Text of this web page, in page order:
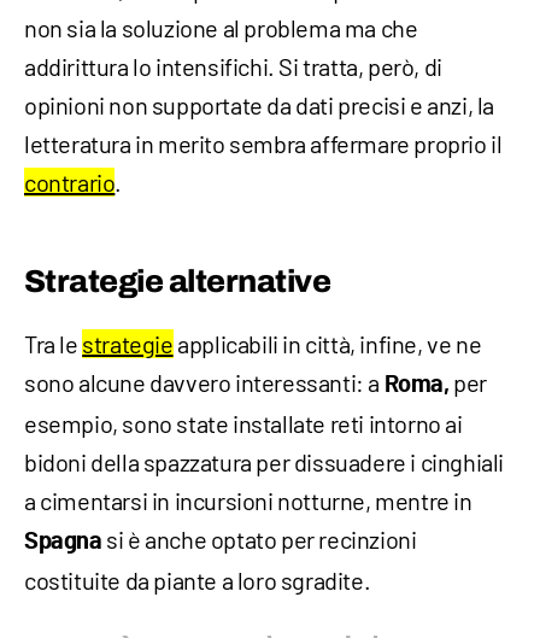
non sia la soluzione al problema ma che
addirittura lo intensifichi. Si tratta, però, di
opinioni non supportate da dati precisi e anzi, la
letteratura in merito sembra affermare proprio il
contrario.
Strategie alternative
Tra le strategie applicabili in città, infine, ve ne
sono alcune davvero interessanti: a Roma, per
esempio, sono state installate reti intorno ai
bidoni della spazzatura per dissuadere i cinghiali
a cimentarsi in incursioni notturne, mentre in
Spagna si è anche optato per recinzioni
costituite da piante a loro sgradite.